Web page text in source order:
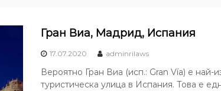
Гран Виа, Мадрид, Испания
17.07.2020 adminrilaws
Вероятно Гран Виа (исп.: Gran Vía) е най-
туристическа улица в Испания. Това е